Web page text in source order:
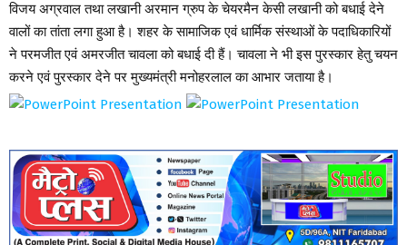
विजय अग्रवाल तथा लखानी अरमान ग्रुप के चेयरमैन केसी लखानी को बधाई देने
वालों का तांता लगा हुआ है। शहर के सामाजिक एवं धार्मिक संस्थाओं के पदाधिकारियों
ने परमजीत एवं अमरजीत चावला को बधाई दी हैं। चावला ने भी इस पुरस्कार हेतु चयन
करने एवं पुरस्कार देने पर मुख्यमंत्री मनोहरलाल का आभार जताया है।